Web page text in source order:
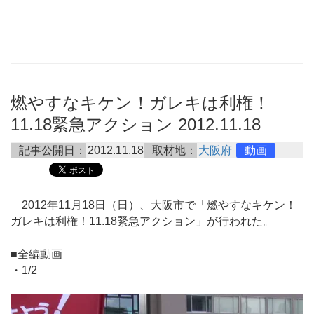
燃やすなキケン！ガレキは利権！
11.18緊急アクション 2012.11.18
記事公開日： 2012.11.18 取材地： 大阪府 動画
2012年11月18日（日）、大阪市で「燃やすなキケン！
ガレキは利権！11.18緊急アクション」が行われた。
■全編動画
・1/2